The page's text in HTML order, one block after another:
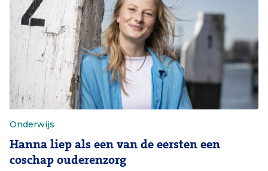
Onderwijs
Hanna liep als een van de eersten een
coschap ouderenzorg